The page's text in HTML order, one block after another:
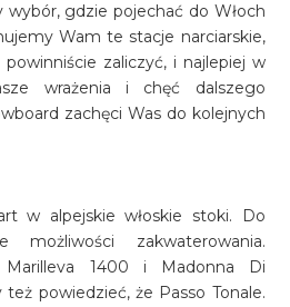
wybór, gdzie pojechać do Włoch
Wam te stacje narciarskie,
zaliczyć, i najlepiej w
wrażenia i chęć dalszego
zachęci Was do kolejnych
w alpejskie włoskie stoki. Do
zakwaterowania.
Marilleva 1400 i Madonna Di
powiedzieć, że Passo Tonale.